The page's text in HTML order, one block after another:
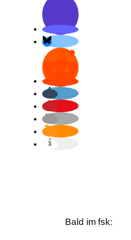
Bald im fsk: